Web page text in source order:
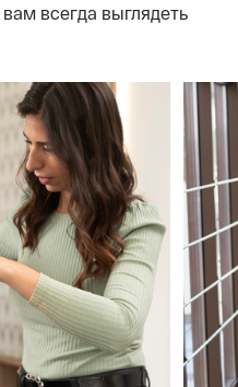
всегда выглядеть